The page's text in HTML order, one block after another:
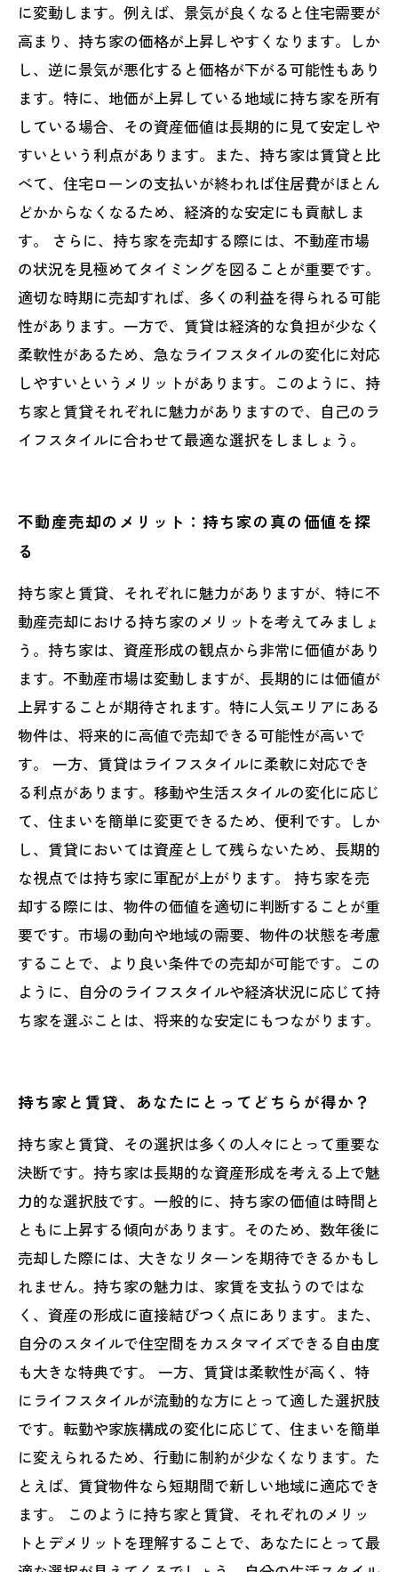
に変動します。例えば、景気が良くなると住宅需要が
高まり、持ち家の価格が上昇しやすくなります。しか
し、逆に景気が悪化すると価格が下がる可能性もあり
ます。特に、地価が上昇している地域に持ち家を所有
している場合、その資産価値は長期的に見て安定しや
すいという利点があります。また、持ち家は賃貸と比
べて、住宅ローンの支払いが終われば住居費がほとん
どかからなくなるため、経済的な安定にも貢献しま
す。 さらに、持ち家を売却する際には、不動産市場
の状況を見極めてタイミングを図ることが重要です。
適切な時期に売却すれば、多くの利益を得られる可能
性があります。一方で、賃貸は経済的な負担が少なく
柔軟性があるため、急なライフスタイルの変化に対応
しやすいというメリットがあります。このように、持
ち家と賃貸それぞれに魅力がありますので、自己のラ
イフスタイルに合わせて最適な選択をしましょう。
不動産売却のメリット：持ち家の真の価値を探
る
持ち家と賃貸、それぞれに魅力がありますが、特に不
動産売却における持ち家のメリットを考えてみましょ
う。持ち家は、資産形成の観点から非常に価値があり
ます。不動産市場は変動しますが、長期的には価値が
上昇することが期待されます。特に人気エリアにある
物件は、将来的に高値で売却できる可能性が高いで
す。 一方、賃貸はライフスタイルに柔軟に対応でき
る利点があります。移動や生活スタイルの変化に応じ
て、住まいを簡単に変更できるため、便利です。しか
し、賃貸においては資産として残らないため、長期的
な視点では持ち家に軍配が上がります。 持ち家を売
却する際には、物件の価値を適切に判断することが重
要です。市場の動向や地域の需要、物件の状態を考慮
することで、より良い条件での売却が可能です。この
ように、自分のライフスタイルや経済状況に応じて持
ち家を選ぶことは、将来的な安定にもつながります。
持ち家と賃貸、あなたにとってどちらが得か？
持ち家と賃貸、その選択は多くの人々にとって重要な
決断です。持ち家は長期的な資産形成を考える上で魅
力的な選択肢です。一般的に、持ち家の価値は時間と
ともに上昇する傾向があります。そのため、数年後に
売却した際には、大きなリターンを期待できるかもし
れません。持ち家の魅力は、家賃を支払うのではな
く、資産の形成に直接結びつく点にあります。また、
自分のスタイルで住空間をカスタマイズできる自由度
も大きな特典です。 一方、賃貸は柔軟性が高く、特
にライフスタイルが流動的な方にとって適した選択肢
です。転勤や家族構成の変化に応じて、住まいを簡単
に変えられるため、行動に制約が少なくなります。た
とえば、賃貸物件なら短期間で新しい地域に適応でき
ます。 このように持ち家と賃貸、それぞれのメリッ
トとデメリットを理解することで、あなたにとって最